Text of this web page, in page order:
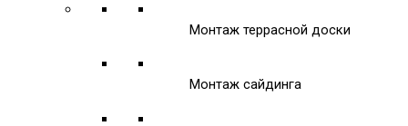
Монтаж террасной доски
Монтаж сайдинга